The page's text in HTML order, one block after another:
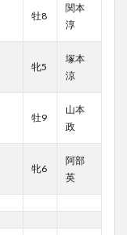
牡8
関本
淳
牝5
塚本
涼
牡9
山本
政
牝6
阿部
英